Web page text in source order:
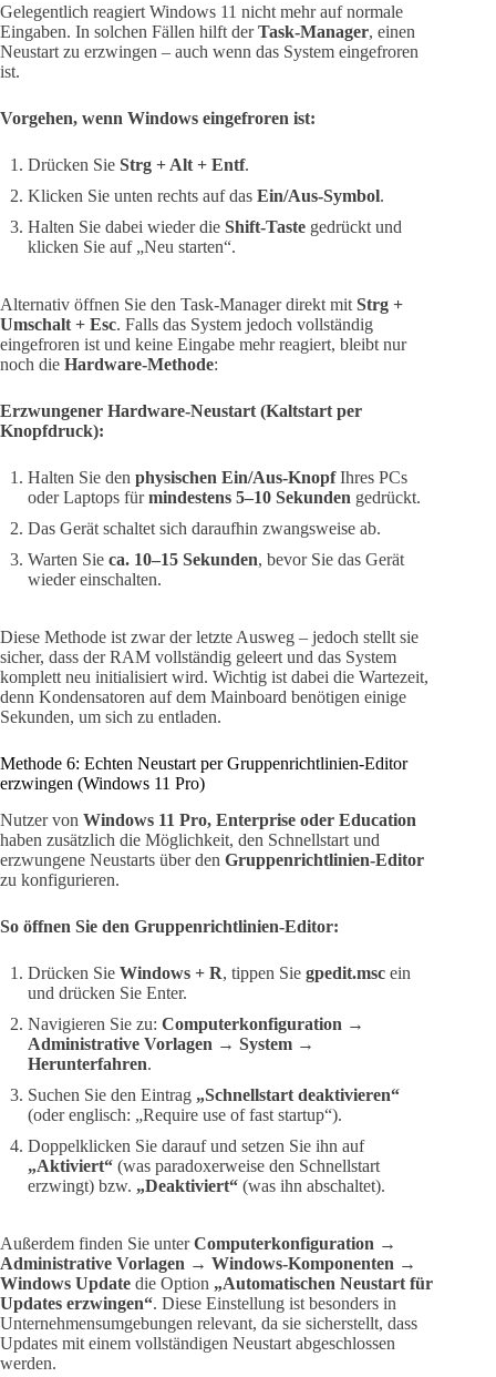
Gelegentlich reagiert Windows 11 nicht mehr auf normale
Eingaben. In solchen Fällen hilft derTask-Manager, einen
Neustart zu erzwingen – auch wenn das System eingefroren
ist.
Vorgehen, wenn Windows eingefroren ist:
Drücken Sie Strg + Alt + Entf.
Klicken Sie unten rechts auf das Ein/Aus-Symbol.
Halten Sie dabei wieder die Shift-Taste gedrückt und
klicken Sie auf „Neu starten“.
Alternativ öffnen Sie den Task-Manager direkt mit Strg +
Umschalt + Esc. Falls das System jedoch vollständig
eingefroren ist und keine Eingabe mehr reagiert, bleibt nur
noch die Hardware-Methode:
Erzwungener Hardware-Neustart (Kaltstart per
Knopfdruck):
Halten Sie den physischen Ein/Aus-KnopfIhres PCs
oder Laptops fürmindestens 5–10 Sekunden gedrückt.
Das Gerät schaltet sich daraufhin zwangsweise ab.
Warten Sie ca. 10–15 Sekunden, bevor Sie das Gerät
wieder einschalten.
Diese Methode ist zwar der letzte Ausweg – jedoch stellt sie
sicher, dass der RAM vollständig geleert und das System
komplett neu initialisiert wird. Wichtig ist dabei die Wartezeit,
denn Kondensatoren auf dem Mainboard benötigen einige
Sekunden, um sich zu entladen.
Methode 6: Echten Neustart per Gruppenrichtlinien-Editor
erzwingen (Windows 11 Pro)
Nutzer von Windows 11 Pro, Enterprise oder Education
haben zusätzlich die Möglichkeit, den Schnellstart und
erzwungene Neustarts über den Gruppenrichtlinien-Editor
zu konfigurieren.
So öffnen Sie den Gruppenrichtlinien-Editor:
Drücken Sie Windows + R, tippen Sie gpedit.msc ein
und drücken Sie Enter.
Navigieren Sie zu: Computerkonfiguration →
Administrative Vorlagen → System →
Herunterfahren.
Suchen Sie den Eintrag „Schnellstart deaktivieren“
(oder englisch: „Require use of fast startup“).
Doppelklicken Sie darauf und setzen Sie ihn auf
„Aktiviert“ (was paradoxerweise den Schnellstart
erzwingt) bzw. „Deaktiviert“ (was ihn abschaltet).
Außerdem finden Sie unterComputerkonfiguration →
Administrative Vorlagen → Windows-Komponenten →
Windows Update die Option „Automatischen Neustart für
Updates erzwingen“. Diese Einstellung ist besonders in
Unternehmensumgebungen relevant, da sie sicherstellt, dass
Updates mit einem vollständigen Neustart abgeschlossen
werden.